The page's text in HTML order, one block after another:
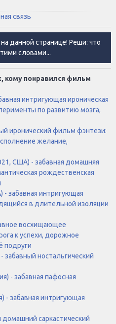
связь
данной странице! Реши: что
словами...
кому понравился фильм
интригующая ироническая
по развитию мозга,
иронический фильм фэнтези:
желание,
США) - забавная домашняя
рождественская
забавная интригующая
в длительной изоляции
восхищающее
к успехи, дорожное
подруги
забавный ностальгический
- забавная пафосная
- забавная интригующая
саркастический